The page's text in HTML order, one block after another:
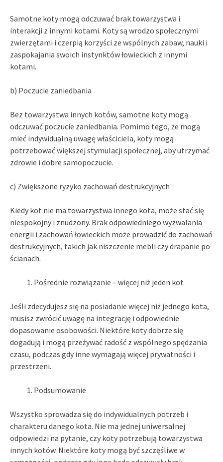
Samotne koty mogą odczuwać brak towarzystwa i
interakcji z innymi kotami. Koty są wrodzo społecznymi
zwierzętami i czerpią korzyści ze wspólnych zabaw, nauki i
zaspokajania swoich instynktów łowieckich z innymi
kotami.
b) Poczucie zaniedbania
Bez towarzystwa innych kotów, samotne koty mogą
odczuwać poczucie zaniedbania. Pomimo tego, że mogą
mieć indywidualną uwagę właściciela, koty mogą
potrzebować większej stymulacji społecznej, aby utrzymać
zdrowie i dobre samopoczucie.
c) Zwiększone ryzyko zachowań destrukcyjnych
Kiedy kot nie ma towarzystwa innego kota, może stać się
niespokojny i znudzony. Brak odpowiedniego wyzwalania
energii i zachowań łowieckich może prowadzić do zachowań
destrukcyjnych, takich jak niszczenie mebli czy drapanie po
ścianach.
Pośrednie rozwiązanie – więcej niż jeden kot
Jeśli zdecydujesz się na posiadanie więcej niż jednego kota,
musisz zwrócić uwagę na integrację i odpowiednie
dopasowanie osobowości. Niektóre koty dobrze się
dogadują i mogą przeżywać radość z wspólnego spędzania
czasu, podczas gdy inne wymagają więcej prywatności i
przestrzeni.
Podsumowanie
Wszystko sprowadza się do indywidualnych potrzeb i
charakteru danego kota. Nie ma jednej uniwersalnej
odpowiedzi na pytanie, czy koty potrzebują towarzystwa
innych kotów. Niektóre koty mogą być szczęśliwe w